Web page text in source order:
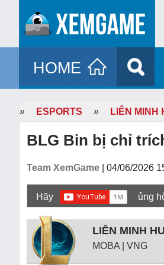
HOME
» ESPORTS » LIÊN MINH
BLG Bin bị chỉ
Team XemGame | 04/06/2026
Hãy ủng
LIÊN MINH
MOBA | VNG